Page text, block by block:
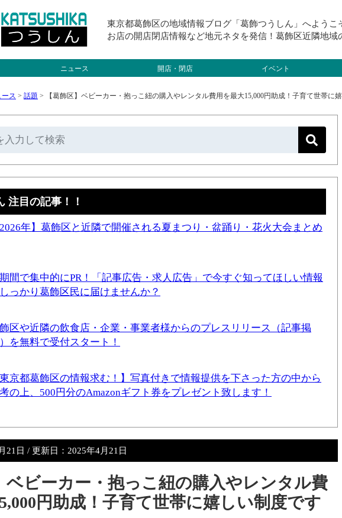
東京都葛飾区の地域情報ブログ「葛飾つうしん」へようこ
お店の開店閉店情報など地元ネタを発信！葛飾区近隣地域
ニュース 開店・閉店 イベント
ース > 話題 > 【葛飾区】ベビーカー・抱っこ紐の購入やレンタル費用を最大15,000円助成！子育て世帯に
注目の記事！！
2026年】葛飾区と近隣で開催される夏まつり・盆踊り・花火大会まとめ
間で集中的にPR！「記事広告・求人広告」で今すぐ知ってほしい情報
っかり葛飾区民に届けませんか？
区や近隣の飲食店・企業・事業者様からのプレスリリース（記事掲
を無料で受付スタート！
東京都葛飾区の情報求む！】写真付きで情報提供を下さった方の中から
の上、500円分のAmazonギフト券をプレゼント致します！
21日 / 更新日： 2025年4月21日
ベビーカー・抱っこ紐の購入やレンタル費
円助成！子育て世帯に嬉しい制度です